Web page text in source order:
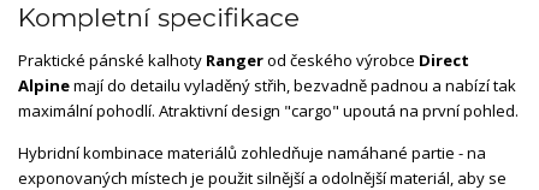
Kompletní specifikace
Praktické pánské kalhoty Rangerod českého výrobce Direct
Alpinemají do detailu vyladěný střih, bezvadně padnou a nabízí tak
maximální pohodlí. Atraktivní design "cargo" upoutá na první pohled.
Hybridní kombinace materiálů zohledňuje namáhané partie - na
exponovaných místech je použit silnější a odolnější materiál, aby se